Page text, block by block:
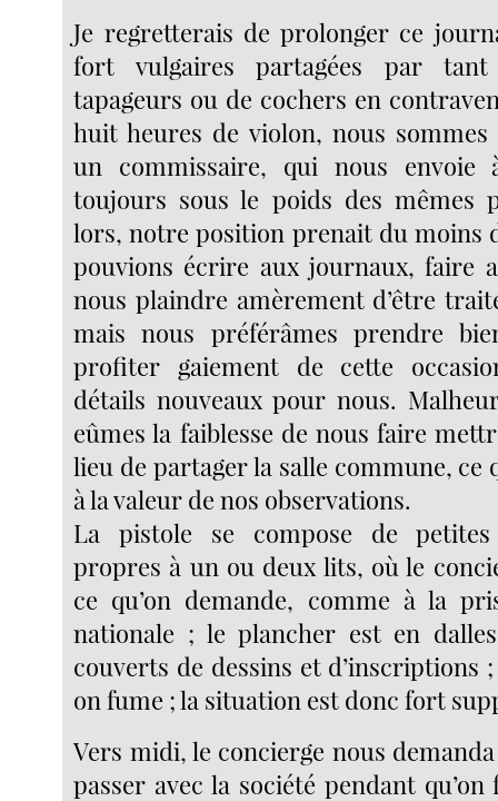
Je regretterais de prolonger ce
fort vulgaires partagées par tant
tapageurs ou de cochers en
huit heures de violon, nous
un commissaire, qui nous envoie
toujours sous le poids des mêmes
lors, notre position prenait du moins
pouvions écrire aux journaux, faire
nous plaindre amèrement d’être
mais nous préférâmes prendre
profiter gaiement de cette
détails nouveaux pour nous.
eûmes la faiblesse de nous faire
lieu de partager la salle commune, ce
à la valeur de nos observations.
La pistole se compose de
propres à un ou deux lits, où le
ce qu’on demande, comme à la
nationale ; le plancher est en
couverts de dessins et d’inscriptions
on fume ; la situation est donc fort
Vers midi, le concierge nous
passer avec la société pendant